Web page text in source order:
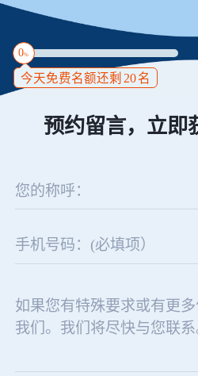
0%
今天免费名额还剩 20名
预约留言，立即